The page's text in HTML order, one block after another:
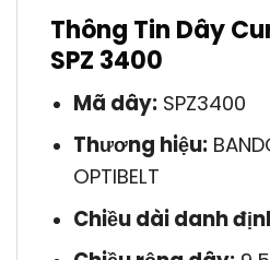
Thông Tin Dây
SPZ 3400
Mã dây:SPZ3400
Thương hiệu:
OPTIBELT
Chiều dài danh